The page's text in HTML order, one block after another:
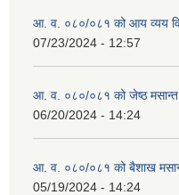
आ. व. ०८०/०८१ को आय व्यय
07/23/2024 - 12:57
आ. व. ०८०/०८१ को जेष्ठ
06/20/2024 - 14:24
आ. व. ०८०/०८१ को बैशाख
05/19/2024 - 14:24